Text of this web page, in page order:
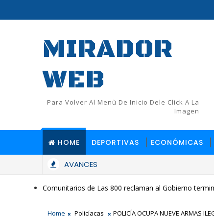
MIRADOR
WEB
Para Volver Al Menù De Inicio Dele Click A La
Imagen
HOME DEPORTIVAS ECONÓMICAS
AVANCES
Comunitarios de Las 800 reclaman al Gobierno
Home Policíacas POLICÍA OCUPA NUEVE ARMAS